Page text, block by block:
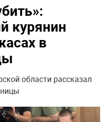
курянин
в
области рассказал